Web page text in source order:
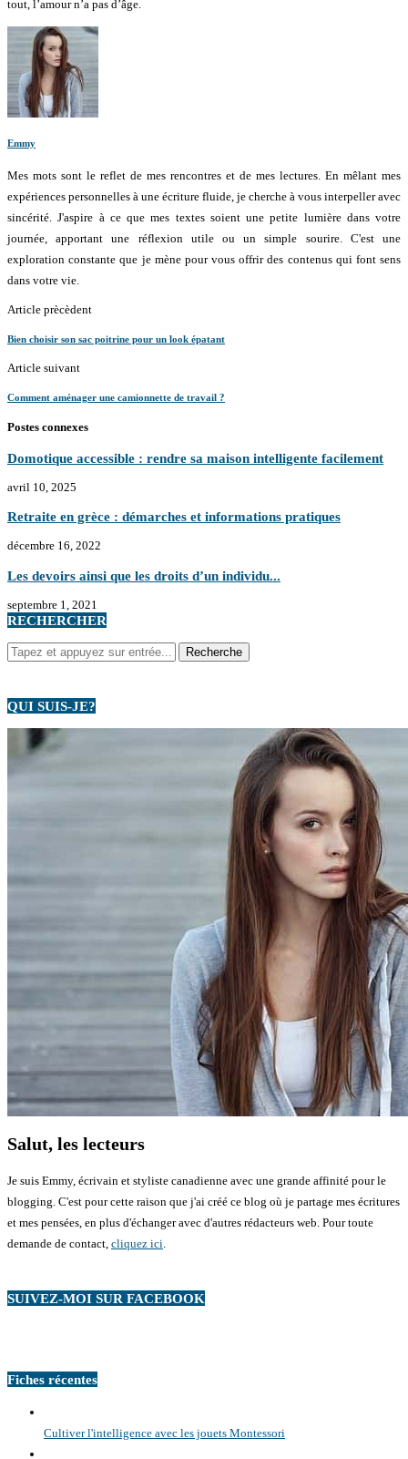
tout, l’amour n’a pas d’âge.
Emmy
Mes mots sont le reflet de mes rencontres et de mes lectures. En mêlant mes
expériences personnelles à une écriture fluide, je cherche à vous interpeller avec
sincérité. J'aspire à ce que mes textes soient une petite lumière dans votre
journée, apportant une réflexion utile ou un simple sourire. C'est une
exploration constante que je mène pour vous offrir des contenus qui font sens
dans votre vie.
Article prècèdent
Bien choisir son sac poitrine pour un look épatant
Article suivant
Comment aménager une camionnette de travail ?
Postes connexes
Domotique accessible : rendre sa maison intelligente facilement
avril 10, 2025
Retraite en grèce : démarches et informations pratiques
décembre 16, 2022
Les devoirs ainsi que les droits d’un individu...
septembre 1, 2021
RECHERCHER
QUI SUIS-JE?
Salut, les lecteurs
Je suis Emmy, écrivain et styliste canadienne avec une grande affinité pour le
blogging. C'est pour cette raison que j'ai créé ce blog où je partage mes écritures
et mes pensées, en plus d'échanger avec d'autres rédacteurs web. Pour toute
demande de contact, cliquez ici
SUIVEZ-MOI SUR FACEBOOK
Fiches récentes
Cultiver l'intelligence avec les jouets Montessori